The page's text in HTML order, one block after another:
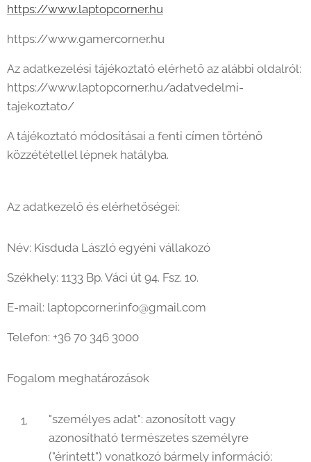
https://www.laptopcorner.hu
https://www.gamercorner.hu
Az adatkezelési tájékoztató elérhető az alábbi oldalról:
https://www.laptopcorner.hu/adatvedelmi-
tajekoztato/
A tájékoztató módosításai a fenti címen történő
közzététellel lépnek hatályba.
Az adatkezelő és elérhetőségei:
Név: Kisduda László egyéni vállakozó
Székhely: 1133 Bp. Váci út 94. Fsz. 10.
E-mail: laptopcorner.info@gmail.com
Telefon: +36 70 346 3000
Fogalom meghatározások
"személyes adat": azonosított vagy
azonosítható természetes személyre
("érintett") vonatkozó bármely információ;